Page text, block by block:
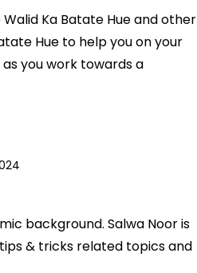
Ka Batate Hue and other
Hue to help you on your
you work towards a
background. Salwa Noor is
& tricks related topics and